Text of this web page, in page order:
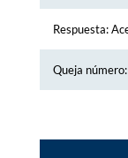
Respuesta:
Queja